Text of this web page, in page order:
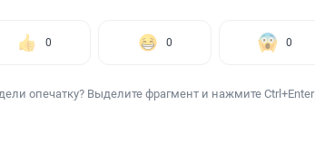
0 0 0
опечатку? Выделите фрагмент и нажмите Ctrl+Enter